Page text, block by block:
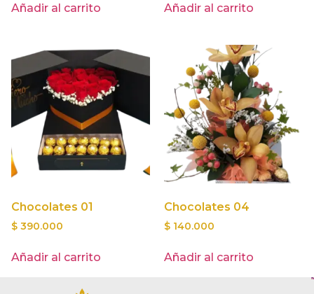
Añadir al carrito Añadir al carrito
Chocolates 01
$ 390.000
Añadir al carrito
Chocolates 04
$ 140.000
Añadir al carrito